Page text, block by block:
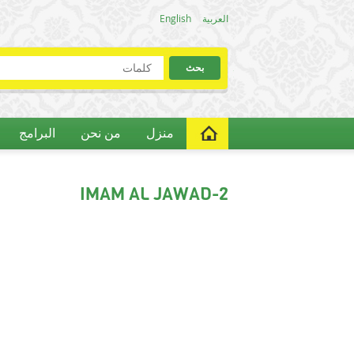
English العربية
منزل من نحن البرامج
IMAM AL JAWAD-2